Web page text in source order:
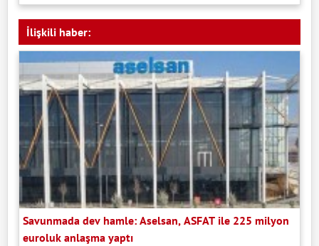
İlişkili haber:
Savunmada dev hamle: Aselsan, ASFAT ile 225 milyon
euroluk anlaşma yaptı